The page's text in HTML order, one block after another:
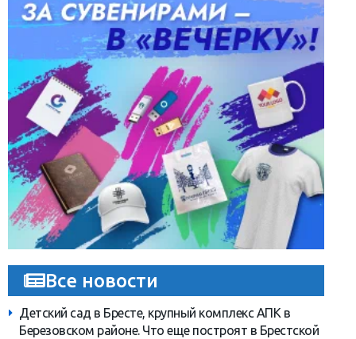
Все новости
Детский сад в Бресте, крупный комплекс АПК в
Березовском районе. Что еще построят в Брестской